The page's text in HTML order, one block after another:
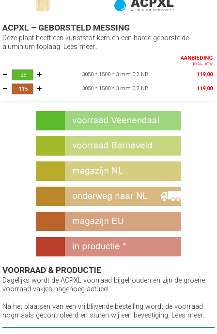
ACPXL – GEBORSTELD MESSING
Deze plaat heeft een kunststof kern en een harde geborstelde
aluminium toplaag. Lees meer...
AANBIEDING
EXCL. BTW
3050 * 1500 * 3 mm 0,2 NB 119,00
3050 * 1500 * 3 mm 0,2 NB 119,00
VOORRAAD & PRODUCTIE
Dagelijks wordt de ACPXL voorraad bijgehouden en zijn de groene
voorraad vakjes nagenoeg actueel.
Na het plaatsen van een vrijblijvende bestelling wordt de voorraad
nogmaals gecontroleerd en sturen wij een bevestiging. Lees meer...